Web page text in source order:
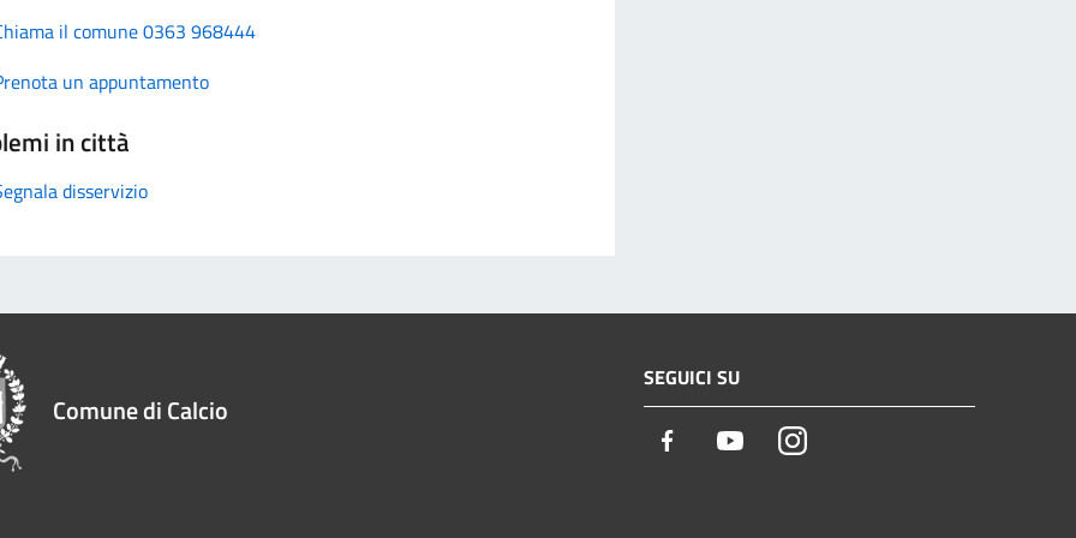
il comune 0363 968444
un appuntamento
in città
disservizio
Comune di Calcio
SEGUICI SU
Facebook YoutubeInstagram